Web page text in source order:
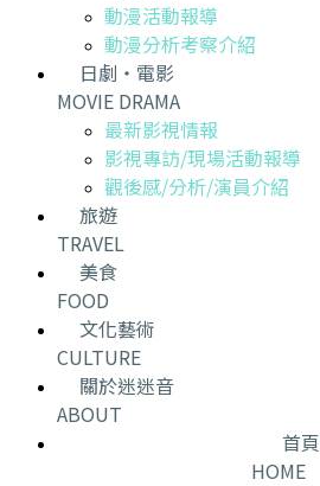
動漫活動報導
動漫分析考察介紹
日劇・電影
MOVIE DRAMA
最新影視情報
影視專訪/現場活動報導
觀後感/分析/演員介紹
旅遊
TRAVEL
美食
FOOD
文化藝術
CULTURE
關於迷迷音
ABOUT
首頁
HOME